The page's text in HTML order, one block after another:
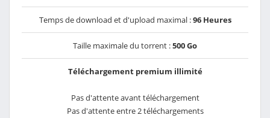
Temps de download et d'upload maximal :96 Heures
Taille maximale du torrent :500 Go
Téléchargement premium illimité
Pas d'attente avant téléchargement
Pas d'attente entre 2 téléchargements